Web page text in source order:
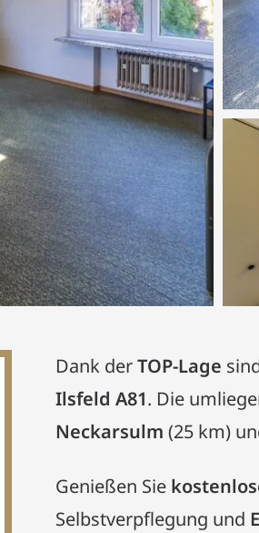
Dank derTOP-Lage
Ilsfeld A81. Die
Neckarsulm (25 km)
Genießen Sie
Selbstverpflegung und